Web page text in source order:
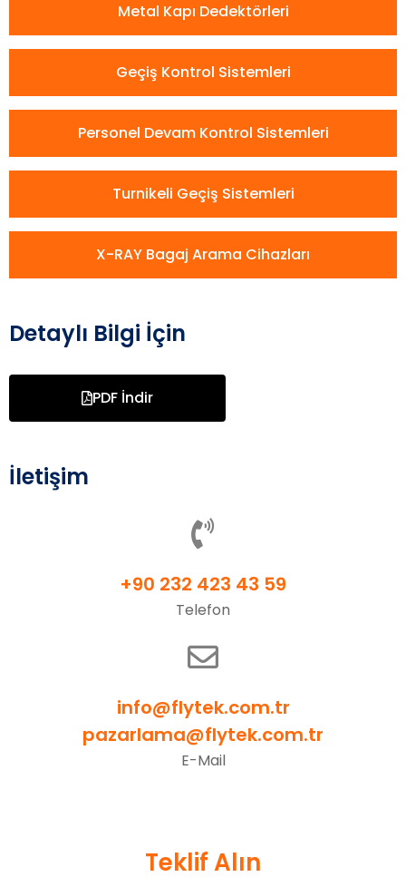
Metal Kapı Dedektörleri
Geçiş Kontrol Sistemleri
Personel Devam Kontrol Sistemleri
Turnikeli Geçiş Sistemleri
X-RAY Bagaj Arama Cihazları
Detaylı Bilgi İçin
PDF İndir
İletişim
+90 232 423 43 59
Telefon
info@flytek.com.tr
pazarlama@flytek.com.tr
E-Mail
Teklif Alın